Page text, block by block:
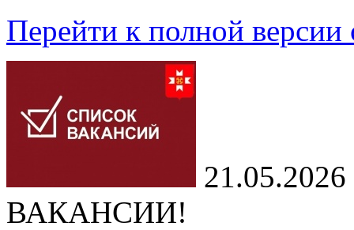
Перейти к полной версии
21.05.2026
ВАКАНСИИ!